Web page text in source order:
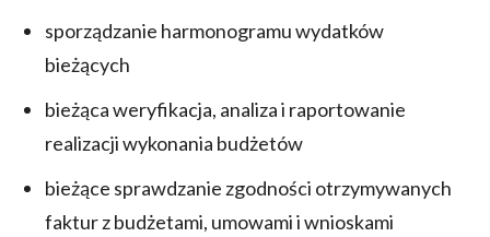
sporządzanie harmonogramu wydatków
bieżących
bieżąca weryfikacja, analiza i raportowanie
realizacji wykonania budżetów
bieżące sprawdzanie zgodności otrzymywanych
faktur z budżetami, umowami i wnioskami